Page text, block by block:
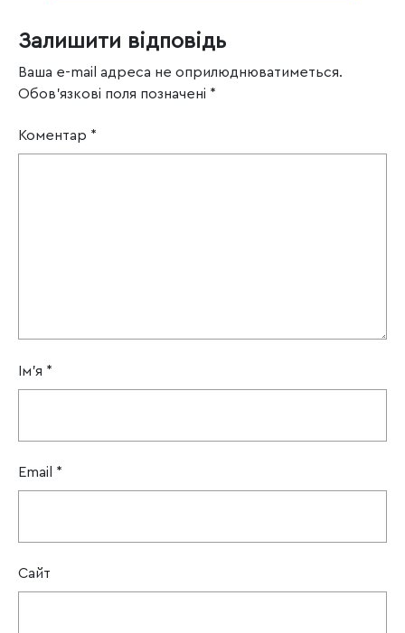
Залишити відповідь
Ваша e-mail адреса не оприлюднюватиметься.
Обов’язкові поля позначені *
Коментар *
Ім'я *
Email *
Сайт